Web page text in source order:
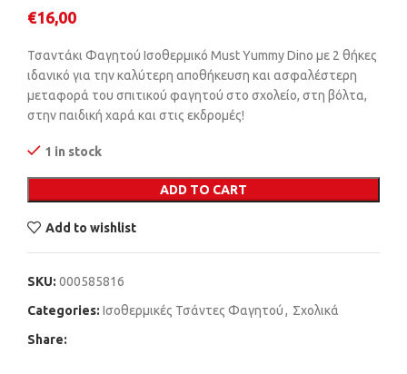
€16,00
Τσαντάκι Φαγητού Ισοθερμικό Must Yummy Dino με 2 θήκες
ιδανικό για την καλύτερη αποθήκευση και ασφαλέστερη
μεταφορά του σπιτικού φαγητού στο σχολείο, στη βόλτα,
στην παιδική χαρά και στις εκδρομές!
1 in stock
ADD TO CART
Add to wishlist
SKU: 000585816
Categories: Ισοθερμικές Τσάντες Φαγητού, Σχολικά
Share: